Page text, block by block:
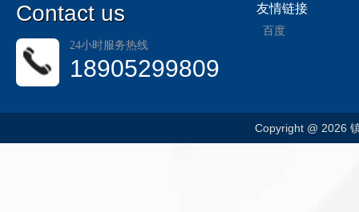
Contact us
24小时服务热线
18905299809
友情链接
百度
Copyright @ 2026